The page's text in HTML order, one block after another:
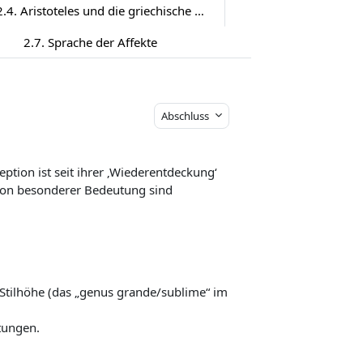
2.4. Aristoteles und die griechische Tragödie
2.7. Sprache der Affekte
Abschluss
ist seit ihrer ‚Wiederentdeckung‘
besonderer Bedeutung sind
(das „genus grande/sublime“ im